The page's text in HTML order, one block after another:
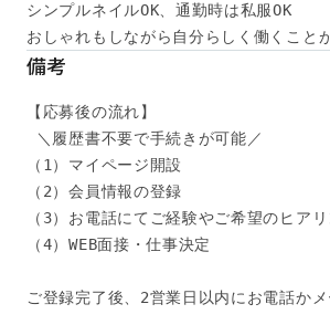
シンプルネイルOK、通勤時は私服OK
おしゃれもしながら自分らしく働くこと
備考
【応募後の流れ】
＼履歴書不要で手続きが可能／
（1）マイページ開設
（2）会員情報の登録
（3）お電話にてご経験やご希望のヒア
（4）WEB面接・仕事決定
ご登録完了後、2営業日以内にお電話か